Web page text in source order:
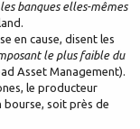
banques elles-mêmes
en cause, disent les
le plus faible du
Asset Management).
le producteur
bourse, soit près de